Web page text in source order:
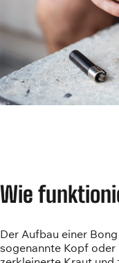
Wie
Der Aufbau einer
sogenannte Kopf